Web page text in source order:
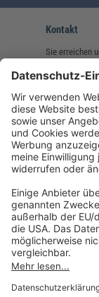
Kontakt
Sie erreichen
(08233) 38
Mo-Do 07:30 -
Fr 07:30 -
Impressum
Datenschutz